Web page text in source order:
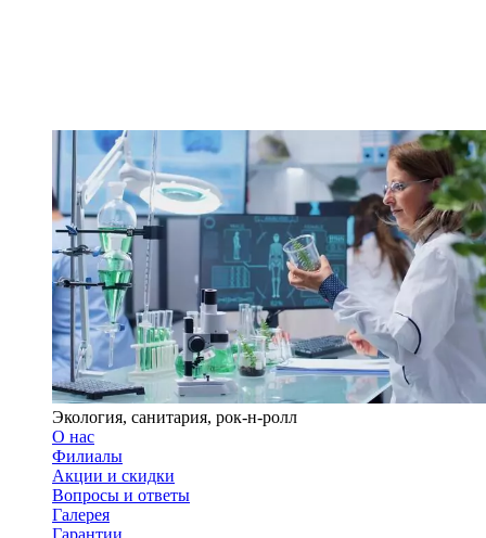
Экология, санитария, рок-н-ролл
О нас
Филиалы
Акции и скидки
Вопросы и ответы
Галерея